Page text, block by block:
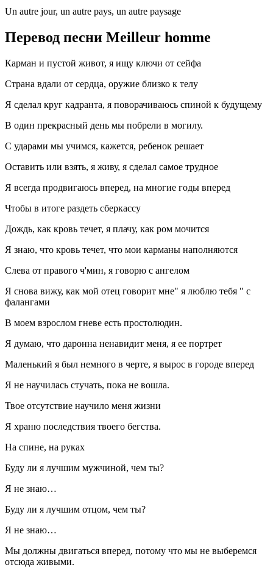
Un autre jour, un autre pays, un autre paysage
Перевод песни Meilleur homme
Карман и пустой живот, я ищу ключи от сейфа
Страна вдали от сердца, оружие близко к телу
Я сделал круг кадранта, я поворачиваюсь спиной к будущему
В один прекрасный день мы побрели в могилу.
С ударами мы учимся, кажется, ребенок решает
Оставить или взять, я живу, я сделал самое трудное
Я всегда продвигаюсь вперед, на многие годы вперед
Чтобы в итоге раздеть сберкассу
Дождь, как кровь течет, я плачу, как ром мочится
Я знаю, что кровь течет, что мои карманы наполняются
Слева от правого ч'мин, я говорю с ангелом
Я снова вижу, как мой отец говорит мне" я люблю тебя " с
фалангами
В моем взрослом гневе есть простолюдин.
Я думаю, что даронна ненавидит меня, я ее портрет
Маленький я был немного в черте, я вырос в городе вперед
Я не научилась стучать, пока не вошла.
Твое отсутствие научило меня жизни
Я храню последствия твоего бегства.
На спине, на руках
Буду ли я лучшим мужчиной, чем ты?
Я не знаю…
Буду ли я лучшим отцом, чем ты?
Я не знаю…
Мы должны двигаться вперед, потому что мы не выберемся
отсюда живыми.